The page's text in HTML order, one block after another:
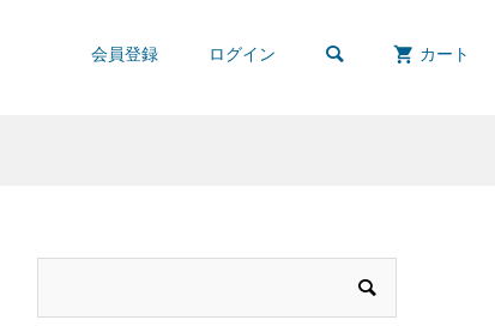
会員登録 ログイン  カート